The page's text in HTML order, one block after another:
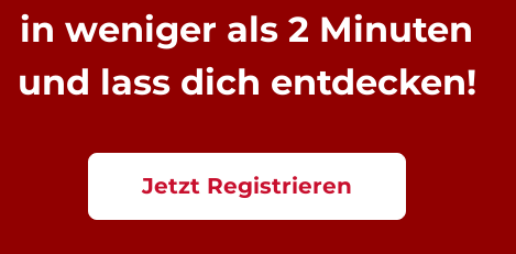
in weniger als 2 Minuten
und lass dich entdecken!
Jetzt Registrieren